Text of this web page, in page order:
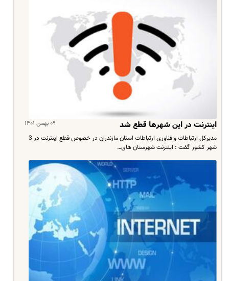
۰۹ بهمن ۱۴۰۱ اینترنت در این شهرها قطع شد
مدیرکل ارتباطات و فناوری ارتباطات استان مازندران در خصوص قطع اینترنت در 3
شهر کشور گفت : اینترنت شهرستان های…